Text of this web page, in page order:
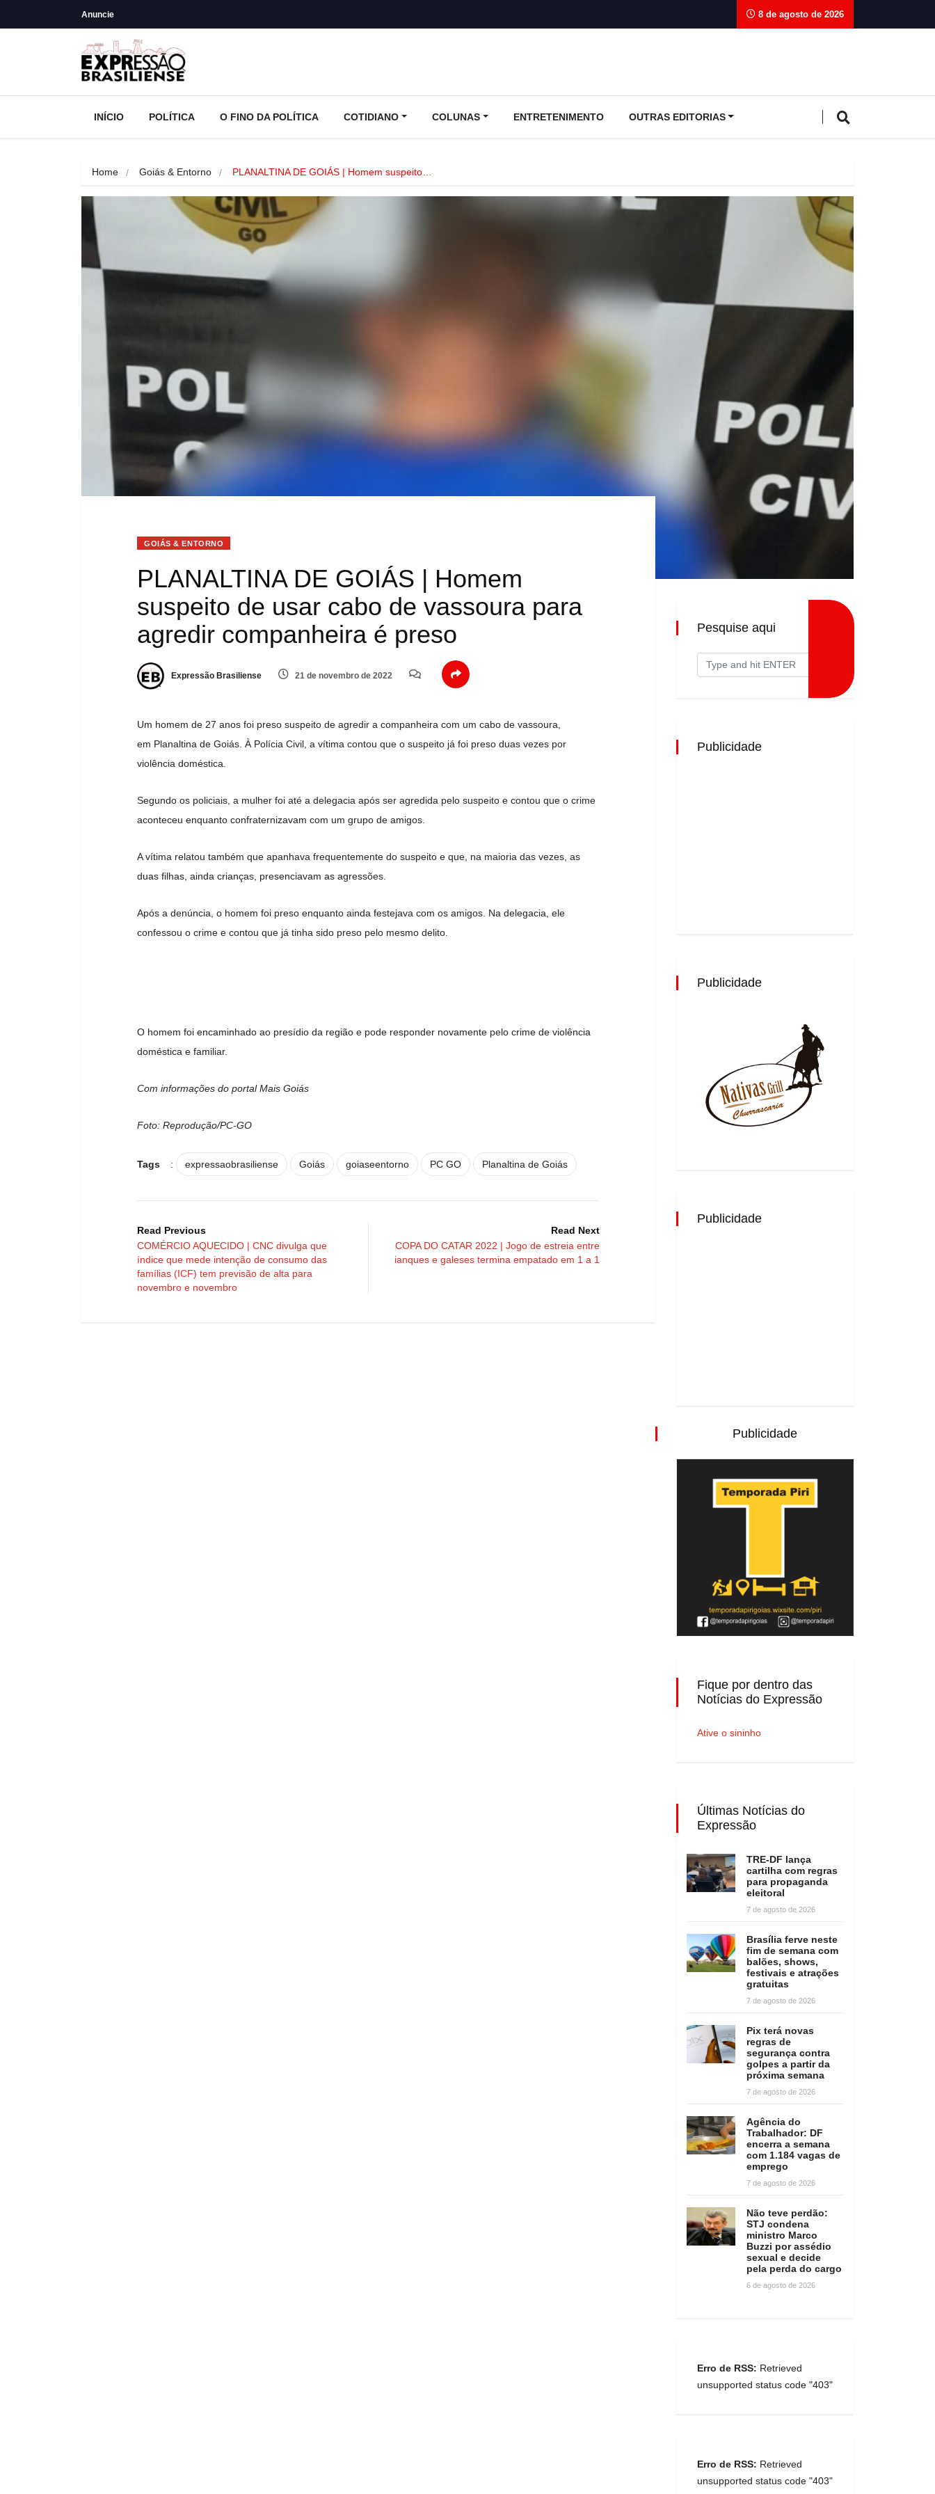
Anuncie 8 de agosto de 2026
INÍCIO POLÍTICA O FINO DA POLÍTICA COTIDIANO COLUNAS ENTRETENIMENTO OUTRAS EDITORIAS
Home Goiás & Entorno PLANALTINA DE GOIÁS | Homem suspeito…
GOIÁS & ENTORNO
PLANALTINA DE GOIÁS | Homem
suspeito de usar cabo de vassoura para
agredir companheira é preso
Expressão Brasiliense 21 de novembro de 2022
Um homem de 27 anos foi preso suspeito de agredir a companheira com um cabo de vassoura,
em Planaltina de Goiás. À Polícia Civil, a vítima contou que o suspeito já foi preso duas vezes por
violência doméstica.
Segundo os policiais, a mulher foi até a delegacia após ser agredida pelo suspeito e contou que o crime
aconteceu enquanto confraternizavam com um grupo de amigos.
A vítima relatou também que apanhava frequentemente do suspeito e que, na maioria das vezes, as
duas filhas, ainda crianças, presenciavam as agressões.
Após a denúncia, o homem foi preso enquanto ainda festejava com os amigos. Na delegacia, ele
confessou o crime e contou que já tinha sido preso pelo mesmo delito.
O homem foi encaminhado ao presídio da região e pode responder novamente pelo crime de violência
doméstica e familiar.
Com informações do portal Mais Goiás
Foto: Reprodução/PC-GO
Tags : expressaobrasiliense Goiás goiaseentorno PC GO Planaltina de Goiás
Read Previous
COMÉRCIO AQUECIDO | CNC divulga que
índice que mede intenção de consumo das
famílias (ICF) tem previsão de alta para
novembro e novembro
Read Next
COPA DO CATAR 2022 | Jogo de estreia entre
ianques e galeses termina empatado em 1 a 1
Pesquise aqui
Publicidade
Publicidade
Publicidade
Publicidade
Fique por dentro das
Notícias do Expressão
Ative o sininho
Últimas Notícias do
Expressão
TRE-DF lança
cartilha com regras
para propaganda
eleitoral
7 de agosto de 2026
Brasília ferve neste
fim de semana com
balões, shows,
festivais e atrações
gratuitas
7 de agosto de 2026
Pix terá novas
regras de
segurança contra
golpes a partir da
próxima semana
7 de agosto de 2026
Agência do
Trabalhador: DF
encerra a semana
com 1.184 vagas de
emprego
7 de agosto de 2026
Não teve perdão:
STJ condena
ministro Marco
Buzzi por assédio
sexual e decide
pela perda do cargo
6 de agosto de 2026
Erro de RSS: Retrieved
unsupported status code "403"
Erro de RSS: Retrieved
unsupported status code "403"